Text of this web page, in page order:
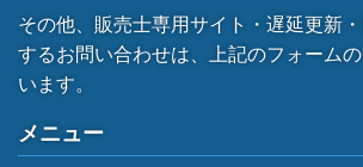
その他、販売士専用サイト・遅延更新
するお問い合わせは、上記のフォーム
います。
メニュー